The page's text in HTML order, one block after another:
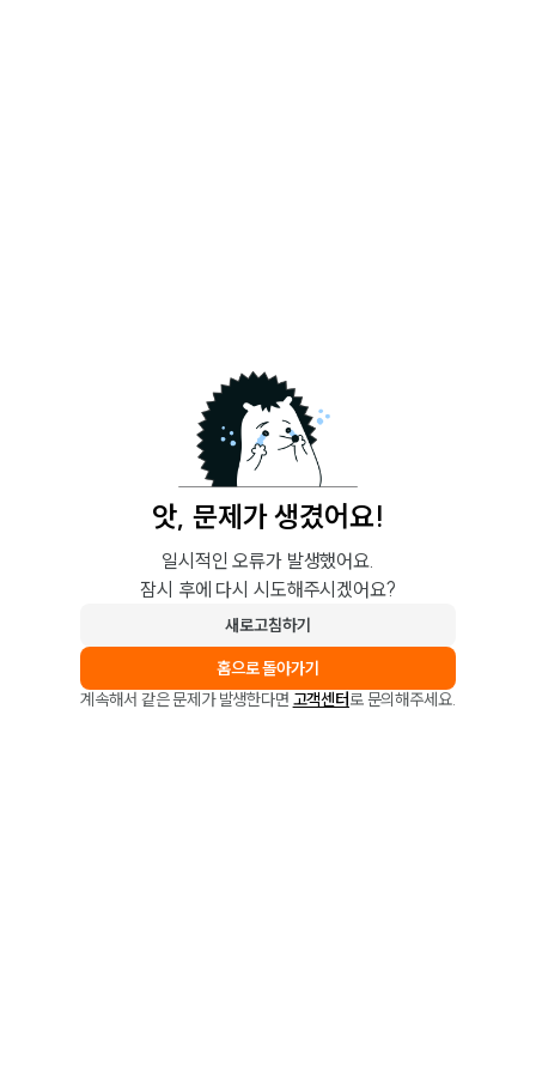
앗, 문제가 생겼어요!
일시적인 오류가 발생했어요.
잠시 후에 다시 시도해주시겠어요?
새로고침하기
홈으로 돌아가기
계속해서 같은 문제가 발생한다면 고객센터로 문의해주세요.